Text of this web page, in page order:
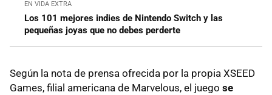
EN VIDA EXTRA
Los 101 mejores indies de Nintendo Switch y las
pequeñas joyas que no debes perderte
Según la nota de prensa ofrecida por la propia XSEED
Games, filial americana de Marvelous, el juego se